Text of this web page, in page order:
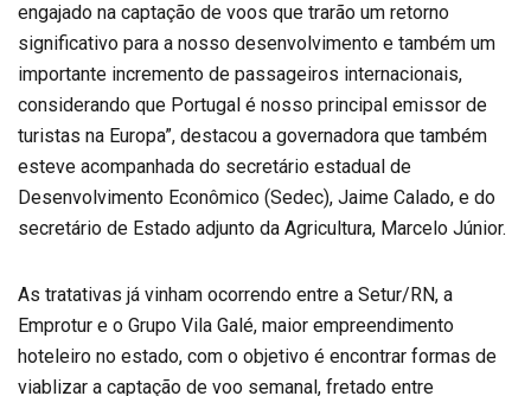
engajado na captação de voos que trarão um retorno
significativo para a nosso desenvolvimento e também um
importante incremento de passageiros internacionais,
considerando que Portugal é nosso principal emissor de
turistas na Europa”, destacou a governadora que também
esteve acompanhada do secretário estadual de
Desenvolvimento Econômico (Sedec), Jaime Calado, e do
secretário de Estado adjunto da Agricultura, Marcelo Júnior.
As tratativas já vinham ocorrendo entre a Setur/RN, a
Emprotur e o Grupo Vila Galé, maior empreendimento
hoteleiro no estado, com o objetivo é encontrar formas de
viablizar a captação de voo semanal, fretado entre